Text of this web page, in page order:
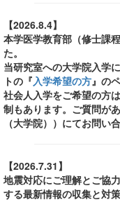
【2026.8.4】
本学医学教育部（修士課
た。
当研究室への大学院入学
トの『入学希望の方』の
社会人入学をご希望の方
制もあります。ご質問が
（大学院））にてお問い
【2026.7.31】
地震対応にご理解とご協
する最新情報の収集と対